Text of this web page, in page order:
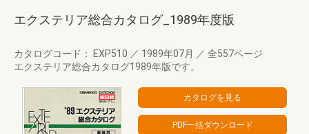
エクステリア総合カタログ_1989年度版
カタログコード： EXP510 ／ 1989年07月 ／ 全557ページ
エクステリア総合カタログ1989年版です。